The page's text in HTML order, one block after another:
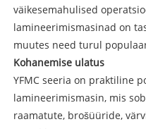
väikesemahulised
lamineerimismasinad on
muutes need turul
Kohanemise ulatus
YFMC seeria on praktiline
lamineerimismasin, mis
raamatute, brošüüride,